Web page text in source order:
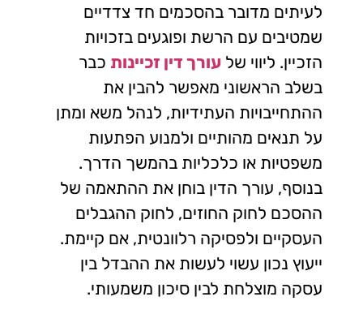
לעיתים מדובר בהסכמים חד צדדיים
שמטיבים עם הרשת ופוגעים בזכויות
הזכיין. ליווי של עורך דין זכיינות כבר
בשלב הראשוני מאפשר להבין את
ההתחייבויות העתידיות, לנהל משא ומתן
על תנאים מהותיים ולמנוע הפתעות
משפטיות או כלכליות בהמשך הדרך.
בנוסף, עורך הדין בוחן את ההתאמה של
ההסכם לחוק החוזים, לחוק ההגבלים
העסקיים ולפסיקה רלוונטית, אם קיימת.
ייעוץ נכון עשוי לעשות את ההבדל בין
עסקה מוצלחת לבין סיכון משמעותי.